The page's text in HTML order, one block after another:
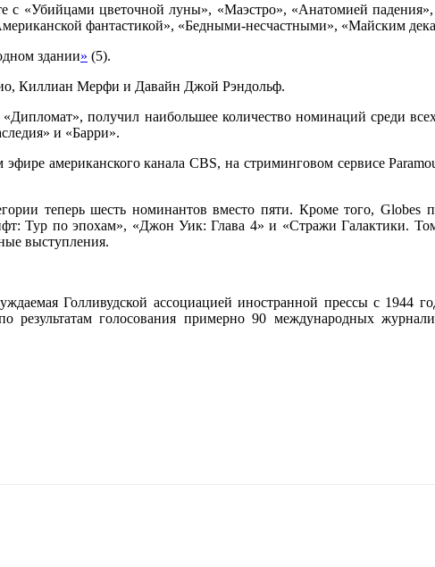
с «Убийцами цветочной луны», «Маэстро», «Анатомией
фантастикой», «Бедными-несчастными», «Майским
здании» (5).
Киллиан Мерфи и Давайн Джой Рэндольф.
получил наибольшее количество номинаций среди
и «Барри».
американского канала CBS, на стриминговом сервисе
теперь шесть номинантов вместо пяти. Кроме того, Globes
Тур по эпохам», «Джон Уик: Глава 4» и «Стражи Галактики.
выступления.
Голливудской ассоциацией иностранной прессы с 1944
результатам голосования примерно 90 международных